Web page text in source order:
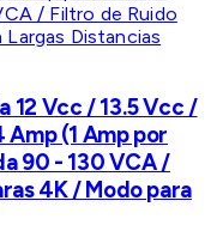
12 Vcc / 13.5 Vcc /
Amp (1 Amp por
90 - 130 VCA /
4K / Modo para